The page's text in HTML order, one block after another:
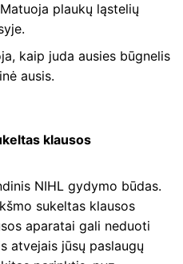
plaukų ląstelių
kaip juda ausies būgnelis
ausis.
klausos
NIHL gydymo būdas.
sukeltas klausos
aparatai gali neduoti
atvejais jūsų paslaugų